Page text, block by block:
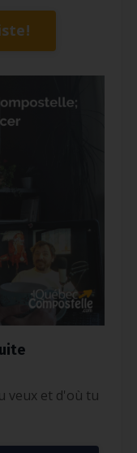
veux et d'où tu